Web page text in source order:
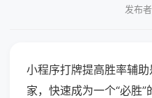
发布
小程序打牌提高胜率辅
家，快速成为一个“必胜